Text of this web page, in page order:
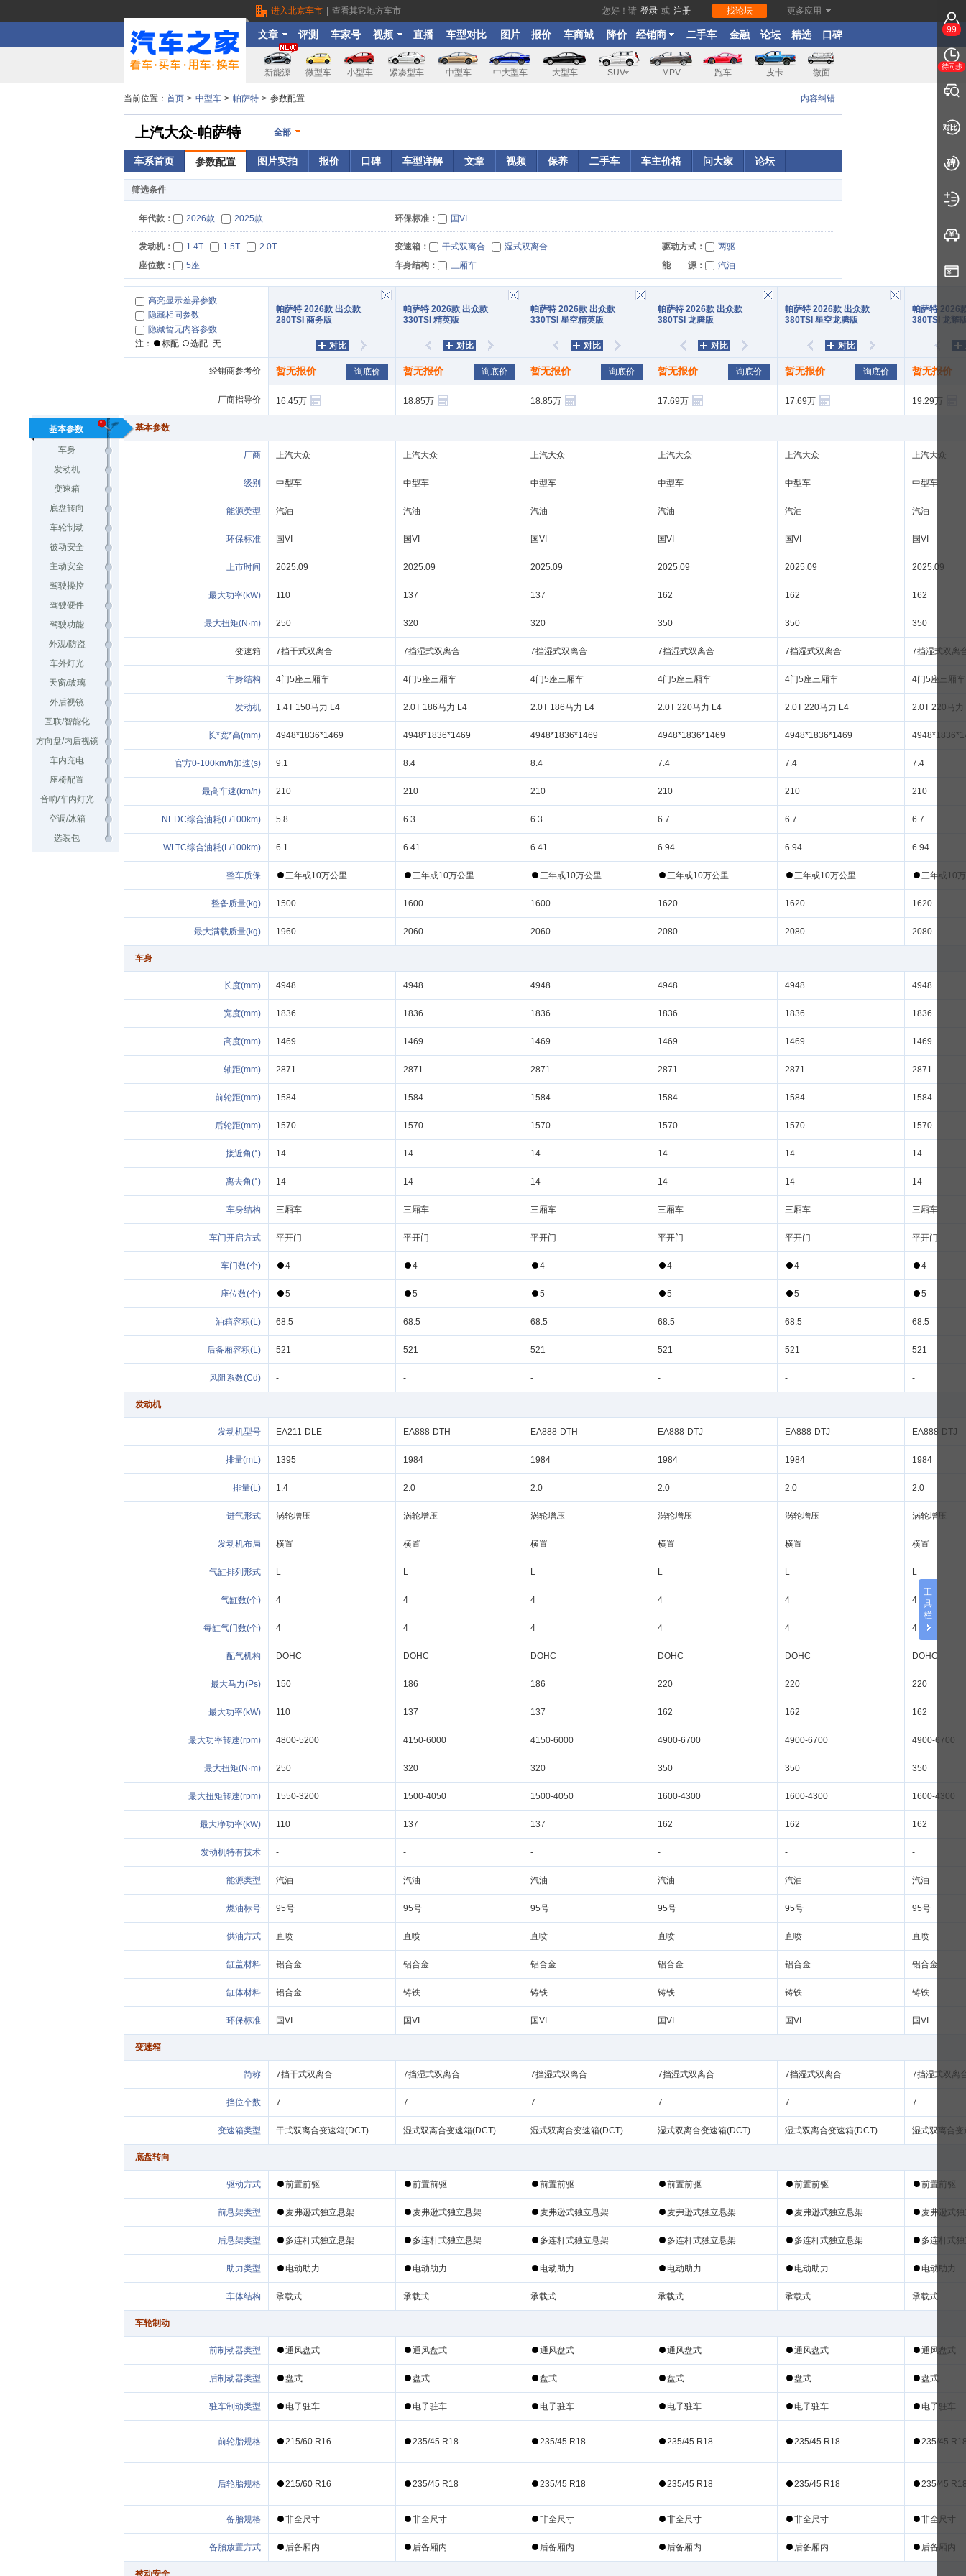
进入北京车市 查看其它地方车市 您好！请 登录 或 注册 找论坛 更多应用
文章 评测 车家号 视频 直播 车型对比 图片 报价 车商城 降价 经销商 二手车 金融 论坛 精选 口碑
新能源 微型车 小型车 紧凑型车 中型车 中大型车 大型车 SUV MPV 跑车 皮卡 微面
内容纠错
当前位置： 首页 > 中型车 > 帕萨特 > 参数配置
上汽大众-帕萨特 全部
车系首页 参数配置 图片实拍 报价 口碑 车型详解 文章 视频 保养 二手车 车主价格 问大家 论坛
筛选条件
年代款： 2026款 2025款 环保标准： 国VI
发动机： 1.4T 1.5T 2.0T 变速箱： 干式双离合 湿式双离合 驱动方式：
两驱
座位数：
5座 车身结构： 三厢车 能 源： 汽油
高亮显示差异参数
隐藏相同参数
隐藏暂无内容参数
注：
标配 选配 -无
2026款 出众款
280TSI
务
对比
2026款 出众款
330TSI 精英
对比
2026款 出众款
330TSI 星空精英
对比
2026款 出众款
380TSI 龙腾
对比
2026款 出众款
380TSI 星空龙腾
对比
2026
380TSI 龙耀
经销商参考价 暂无报价 询底价 暂无报价 询底价 暂无报价 询底价 暂无报价 询底价 暂无报价 询底价 暂无报价
厂商指导价 16.45 18.85 18.85 17.69 17.69 19.29
基本参数
厂 上汽 上汽 上汽 上汽 上汽 上汽
级别
能源类型 汽油 汽油 汽油 汽油 汽油 汽油
环保标准 国VI 国VI 国VI 国VI 国VI 国VI
上市 2025.09 2025.09 2025.09 2025.09 2025.09 2025.09
最大功率(kW) 110 137 137 162 162 162
最大扭矩(N·m) 250 320 320 350 350 350
变速箱 7挡干式双离合 7挡湿式双离合 7挡湿式双离合 7挡湿式双离合 7挡湿式双离合 7挡湿式双离
车身结构 4门5座三厢车 4门5座三厢车 4门5座三厢车 4门5座三厢车 4门5座三厢车 4门5座三厢车
发动机 1.4T 150马力 L4 2.0T 186马力 L4 2.0T 186马力 L4 2.0T 220马力 L4 2.0T 220马力 L4 2.0T 220马力
长*宽*高(mm) 4948*1836*1469 4948*1836*1469 4948*1836*1469 4948*1836*1469 4948*1836*1469
官方0-100km/h加速(s) 9.1 8.4 8.4 7.4 7.4 7.4
最高车速(km/h) 210 210 210 210 210 210
NEDC (L/100km) 5.8 6.3 6.3 6.7 6.7 6.7
WLTC (L/100km) 6.1 6.41 6.41 6.94 6.94 6.94
整车 三 10 公里 三 10 公里 三 10 公里 三 10 公里 三 10 公里 三 10
(kg) 1500 1600 1600 1620 1620 1620
最大满载 (kg) 1960 2060 2060 2080 2080 2080
车身
(mm) 4948 4948 4948 4948 4948 4948
(mm) 1836 1836 1836 1836 1836 1836
(mm) 1469 1469 1469 1469 1469 1469
(mm) 2871 2871 2871 2871 2871 2871
(mm) 1584 1584 1584 1584 1584 1584
(mm) 1570 1570 1570 1570 1570 1570
接近角(°) 14 14 14 14 14 14
离去角(°) 14 14 14 14 14 14
车身结构 三厢车 三厢车 三厢车 三厢车 三厢车 三厢车
车门开启方式 平开门 平开门 平开门 平开门 平开门 平开门
(个) 4 4 4 4 4 4
座位数(个) 5 5 5 5 5 5
(L) 68.5 68.5 68.5 68.5 68.5 68.5
后备厢 (L) 521 521 521 521 521 521
阻系数(Cd) - - - - - -
发动机
发动机型 EA211-DLE EA888-DTH EA888-DTH EA888-DTJ EA888-DTJ EA888-DTJ
(mL) 1395 1984 1984 1984 1984 1984
(L) 1.4 2.0 2.0 2.0 2.0 2.0
进气形式
发动机布局 横置 横置 横置 横置 横置 横置
形式 L L L L L L
数(个) 4 4 4 4 4 4
每缸 (个) 4 4 4 4 4 4
DOHC DOHC DOHC DOHC DOHC DOHC
最大马力(Ps) 150 186 186 220 220 220
最大功率(kW) 110 137 137 162 162 162
最大功率转速(rpm) 4800-5200 4150-6000 4150-6000 4900-6700 4900-6700 4900-6700
最大扭矩(N·m) 250 320 320 350 350 350
最大扭矩转速(rpm) 1550-3200 1500-4050 1500-4050 1600-4300 1600-4300 1600-4300
最大净功率(kW) 110 137 137 162 162 162
发动机特有技术 - - - - - -
能源类型 汽油 汽油 汽油 汽油 汽油 汽油
标 95 95 95 95 95 95
方式
材料
材料 铸 铸 铸 铸 铸
环保标准 国VI 国VI 国VI 国VI 国VI 国VI
变速箱
简称 7挡干式双离合 7挡湿式双离合 7挡湿式双离合 7挡湿式双离合 7挡湿式双离合 7挡湿式双离
挡位个数 7 7 7 7 7 7
变速箱类型 干式双离合变速箱(DCT) 湿式双离合变速箱(DCT) 湿式双离合变速箱(DCT) 湿式双离合变速箱(DCT) 湿式双离合变速箱(DCT) 湿式双离合
底盘转向
驱动方式
前 类型 式 式 式 式 式 式
类型 式 式 式 式 式 式
类型 电动 电动 电动 电动 电动 电动
车体结构
车轮制动
类型 通 盘式 通 盘式 通 盘式 通 盘式 通 盘式 通 盘式
类型 盘式 盘式 盘式 盘式 盘式 盘式
制动类型 电子 电子 电子 电子 电子 电子
215/60 R16 235/45 R18 235/45 R18 235/45 R18 235/45 R18 235/45
215/60 R16 235/45 R18 235/45 R18 235/45 R18 235/45 R18 235/45
非 非 非 非 非 非
放置方式 后备厢内 后备厢内 后备厢内 后备厢内 后备厢内 后备厢内
被动安全
基本参数
车身
发动机
变速箱
底盘转向
车轮制动
被动安全
主动安全
驾驶操控
驾驶硬件
驾驶功能
外观/防盗
车外灯光
天窗/玻璃
外后视镜
互联/智能化
方向盘/内后视镜
车内充电
座椅配置
音响/车内灯光
空调/冰箱
选装包
工
具
栏
99
待同步